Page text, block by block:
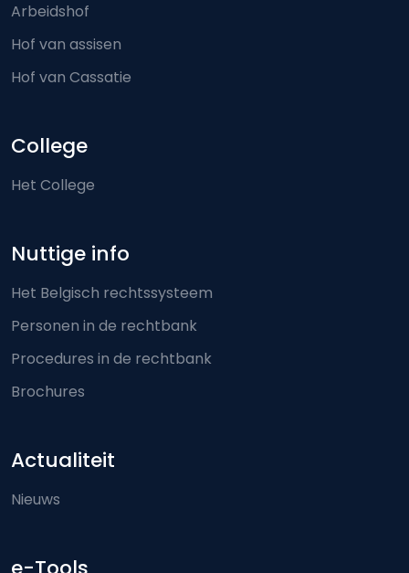
Arbeidshof
Hof van assisen
Hof van Cassatie
College
Het College
Nuttige info
Het Belgisch rechtssysteem
Personen in de rechtbank
Procedures in de rechtbank
Brochures
Actualiteit
Nieuws